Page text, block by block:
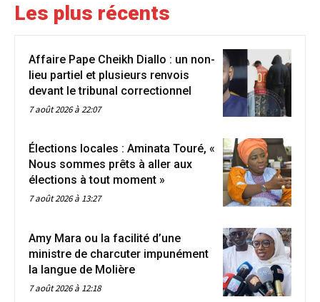
Les plus récents
Affaire Pape Cheikh Diallo : un non-
lieu partiel et plusieurs renvois
devant le tribunal correctionnel
7 août 2026 à 22:07
Élections locales : Aminata Touré, «
Nous sommes prêts à aller aux
élections à tout moment »
7 août 2026 à 13:27
Amy Mara ou la facilité d’une
ministre de charcuter impunément
la langue de Molière
7 août 2026 à 12:18